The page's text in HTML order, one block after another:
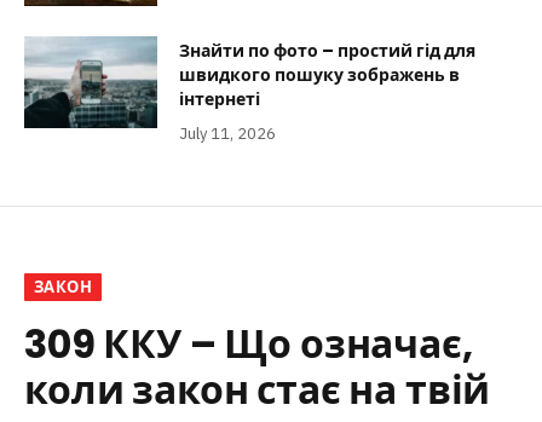
Знайти по фото – простий гід для
швидкого пошуку зображень в
інтернеті
July 11, 2026
ЗАКОН
309 ККУ – Що означає,
коли закон стає на твій